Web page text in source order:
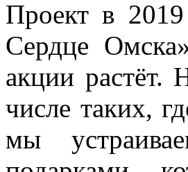
Проект в
Сердце
акции растёт.
числе таких,
мы